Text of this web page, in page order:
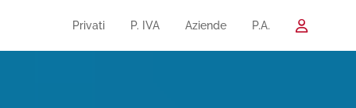
Privati P. IVA Aziende P.A.